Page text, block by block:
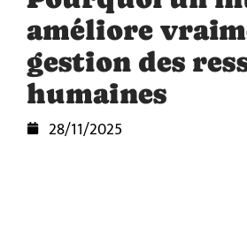
améliore
gestion des
humaines
28/11/2025